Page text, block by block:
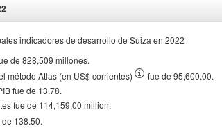
indicadores de desarrollo de Suiza en 2022
de 828,509 millones.
método Atlas (en US$ corrientes)
fue de 95,600.00.
fue de 13.78.
fue de 114,159.00 million.
de 138.50.